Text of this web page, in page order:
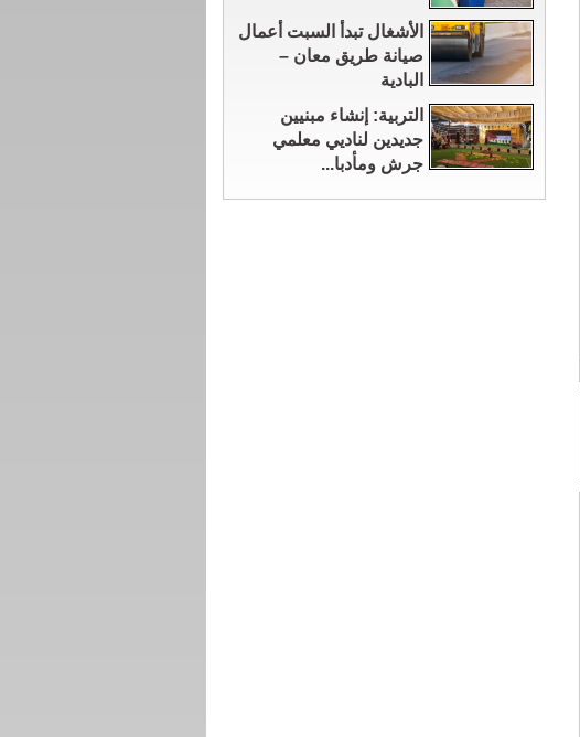
الأشغال تبدأ السبت أعمال
صيانة طريق معان –
البادية
التربية: إنشاء مبنيين
جديدين لناديي معلمي
جرش ومأدبا...